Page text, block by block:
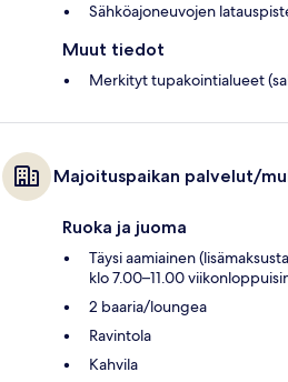
Sähköajoneuvojen
Muut tiedot
Merkityt tupakointialueet
Majoituspaikan palvelut/
Ruoka ja juoma
Täysi aamiainen
klo 7.00–11.00
2 baaria/loungea
Ravintola
Kahvila